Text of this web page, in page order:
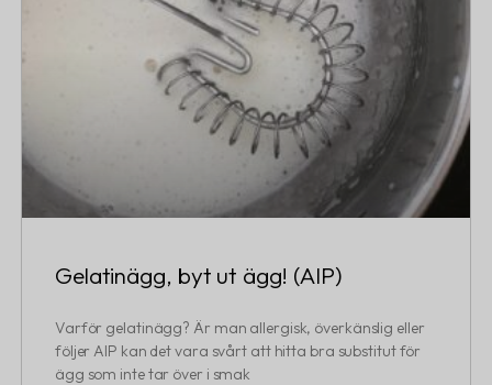
Gelatinägg, byt ut ägg! (AIP)
Varför gelatinägg? Är man allergisk, överkänslig eller
följer AIP kan det vara svårt att hitta bra substitut för
ägg som inte tar över i smak